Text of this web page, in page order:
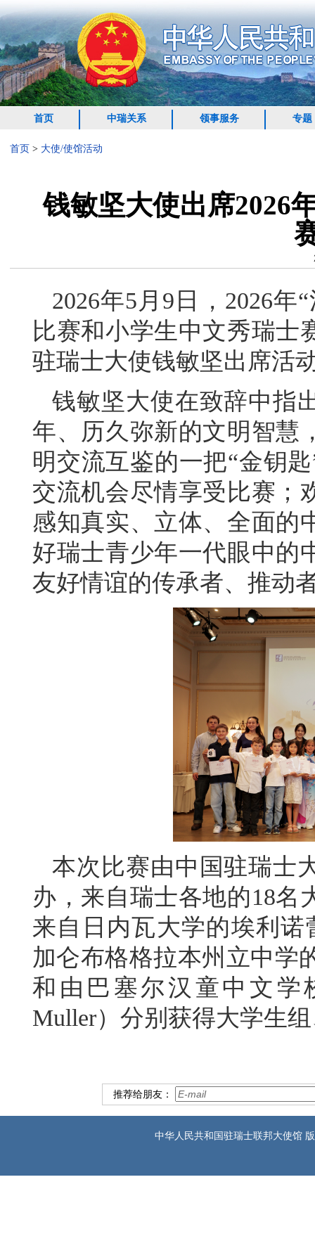
首页 中瑞关系 领事服务 专题
首页 > 大使/使馆活动
钱敏坚大使出席2026
2026年5月9日，2026
比赛和小学生中文秀瑞士
驻瑞士大使钱敏坚出席活
钱敏坚大使在致辞中指
年、历久弥新的文明智慧
明交流互鉴的一把“金钥
交流机会尽情享受比赛；
感知真实、立体、全面的
好瑞士青少年一代眼中的
友好情谊的传承者、推动
本次比赛由中国驻瑞士
办，来自瑞士各地的18名
来自日内瓦大学的埃利诺
加仑布格格拉本州立中学
和由巴塞尔汉童中文学
Muller）分别获得大学生
推荐给朋友：
中华人民共和国驻瑞士联邦大使馆